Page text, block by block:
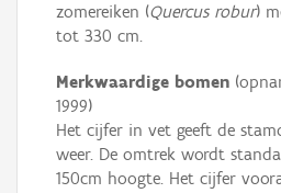
zomereiken (Quercus robur)
tot 330 cm.
Merkwaardige bomen
1999)
Het cijfer in vet geeft de
weer. De omtrek wordt
150cm hoogte. Het cijfer